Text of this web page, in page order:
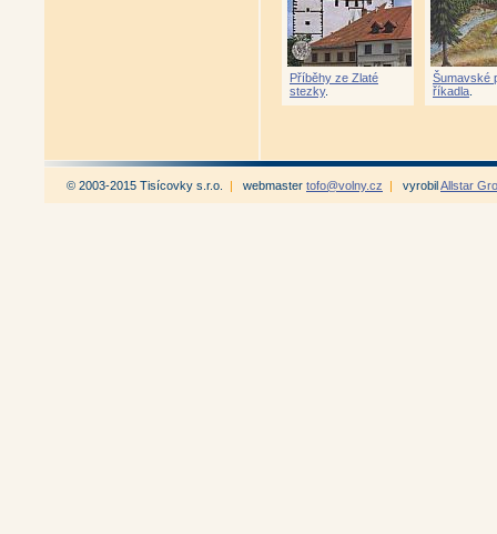
Příběhy ze Zlaté
stezky.
Šumavské
říkadla
© 2003-2015 Tisícovky s.r.o. | webmaster tofo@volny.cz | vyrobilAllstar